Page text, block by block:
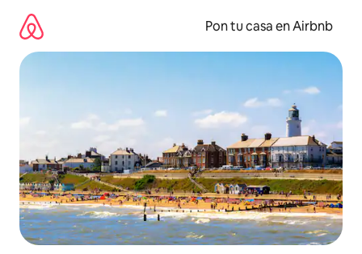
contenido
Pon tu casa en Airbnb